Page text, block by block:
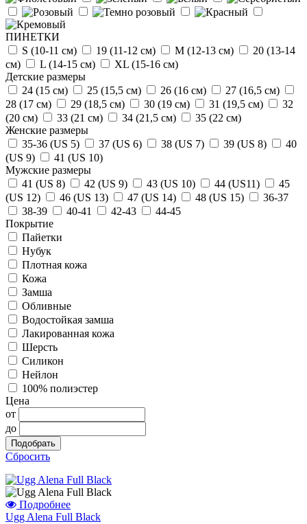
Отзыв от Натальи
г.Красноярск
ПИНЕТКИ
S (10-11 см)
19 (11-12 см) М (12-13 см)
20 (13-14
см)
L (14-15 cм)
ХL (15-16 cм)
Детские размеры
24 (15 см)
25 (15,5 см) 26 (16 см)
27 (16,5 см)
28 (17 см)
29 (18,5 см) 30 (19 см) 31 (19,5 см)
32
(20 см)
33 (21 см) 34 (21,5 см)
35 (22 см)
Женские размеры
35-36 (US 5)
37 (US 6) 38 (US 7) 39 (US 8)
40
(US 9)
41 (US 10)
Мужские размеры
41 (US 8)
42 (US 9) 43 (US 10) 44 (US11)
45
(US 12)
46 (US 13) 47 (US 14) 48 (US 15)
36-37
38-39
40-41 42-43
44-45
Покрытие
Пайетки
Нубук
Плотная кожа
Кожа
Замша
Обливные
Водостойкая замша
Лакированная кожа
Шерсть
Силикон
Нейлон
100% полиэстер
Цена
от
до
Сбросить
Подробнее
Ugg Alena Full Black